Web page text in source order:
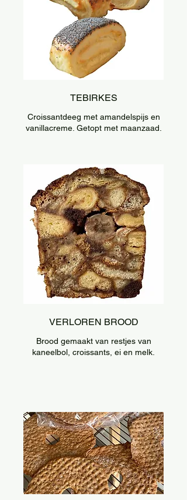
TEBIRKES
Croissantdeeg met amandelspijs en
vanillacreme. Getopt met maanzaad.
VERLOREN BROOD
Brood gemaakt van restjes van
kaneelbol, croissants, ei en melk.